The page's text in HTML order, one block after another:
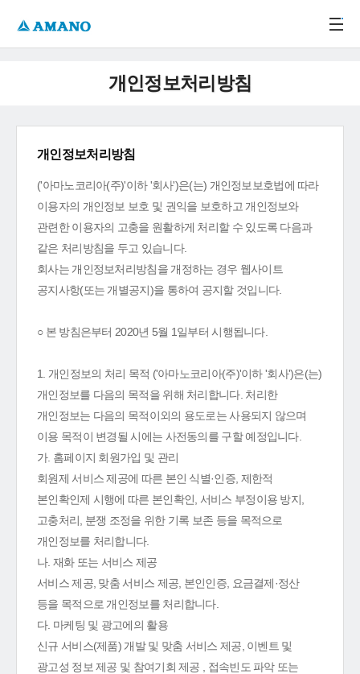
개인정보처리방침
개인정보처리방침
('아마노코리아(주)'이하 '회사')은(는) 개인정보보호법에 따라
이용자의 개인정보 보호 및 권익을 보호하고 개인정보와
관련한 이용자의 고충을 원활하게 처리할 수 있도록 다음과
같은 처리방침을 두고 있습니다.
회사는 개인정보처리방침을 개정하는 경우 웹사이트
공지사항(또는 개별공지)을 통하여 공지할 것입니다.
○ 본 방침은부터 2020년 5월 1일부터 시행됩니다.
1. 개인정보의 처리 목적 ('아마노코리아(주)'이하 '회사')은(는)
개인정보를 다음의 목적을 위해 처리합니다. 처리한
개인정보는 다음의 목적이외의 용도로는 사용되지 않으며
이용 목적이 변경될 시에는 사전동의를 구할 예정입니다.
가. 홈페이지 회원가입 및 관리
회원제 서비스 제공에 따른 본인 식별·인증, 제한적
본인확인제 시행에 따른 본인확인, 서비스 부정이용 방지,
고충처리, 분쟁 조정을 위한 기록 보존 등을 목적으로
개인정보를 처리합니다.
나. 재화 또는 서비스 제공
서비스 제공, 맞춤 서비스 제공, 본인인증, 요금결제·정산
등을 목적으로 개인정보를 처리합니다.
다. 마케팅 및 광고에의 활용
신규 서비스(제품) 개발 및 맞춤 서비스 제공, 이벤트 및
광고성 정보 제공 및 참여기회 제공 , 접속빈도 파악 또는